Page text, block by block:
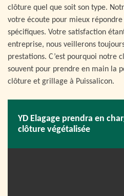
clôture quel que soit son type.
votre écoute pour mieux répondre
spécifiques. Votre satisfaction
entreprise, nous veillerons
prestations. C’est pourquoi notre
souvent pour prendre en main la
clôture et grillage à Puissalicon.
YD Elagage prendra en
clôture végétalisée